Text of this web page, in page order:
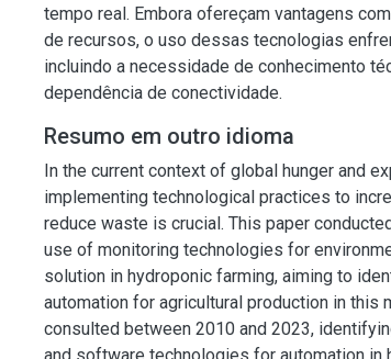
tempo real. Embora ofereçam vantagens
de recursos, o uso dessas tecnologias
incluindo a necessidade de conhecimento
dependência de conectividade.
Resumo em outro idioma
In the current context of global hunger and
implementing technological practices to
reduce waste is crucial. This paper
use of monitoring technologies for
solution in hydroponic farming, aiming to
automation for agricultural production in this
consulted between 2010 and 2023,